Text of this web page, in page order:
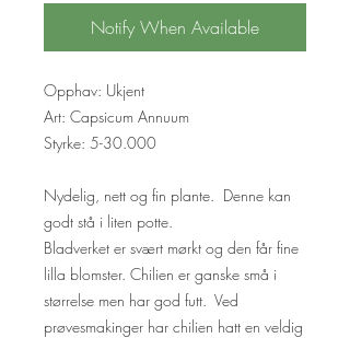
Notify When Available
Opphav: Ukjent
Art: Capsicum Annuum
Styrke: 5-30.000
Nydelig, nett og fin plante. Denne kan
godt stå i liten potte.
Bladverket er svært mørkt og den får fine
lilla blomster. Chilien er ganske små i
størrelse men har god futt. Ved
prøvesmakinger har chilien hatt en veldig